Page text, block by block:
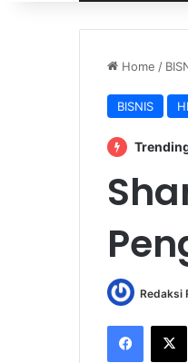
Home /
BISNIS
Redaksi
X